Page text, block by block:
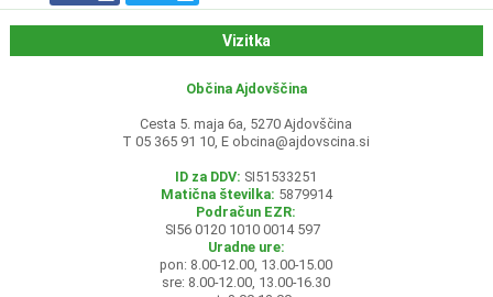
Vizitka
Občina Ajdovščina
Cesta 5. maja 6a, 5270 Ajdovščina
T 05 365 91 10, E obcina@ajdovscina.si
ID za DDV: SI51533251
Matična številka: 5879914
Podračun EZR:
SI56 0120 1010 0014 597
Uradne ure:
pon: 8.00-12.00, 13.00-15.00
sre: 8.00-12.00, 13.00-16.30